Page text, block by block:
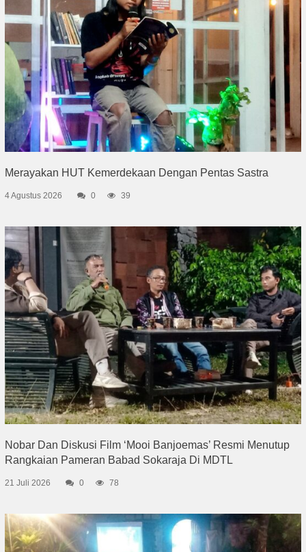
Merayakan HUT Kemerdekaan Dengan Pentas Sastra
4 Agustus 2026 0 39
Nobar Dan Diskusi Film ‘Mooi Banjoemas’ Resmi Menutup
Rangkaian Pameran Babad Sokaraja Di MDTL
21 Juli 2026 0 78